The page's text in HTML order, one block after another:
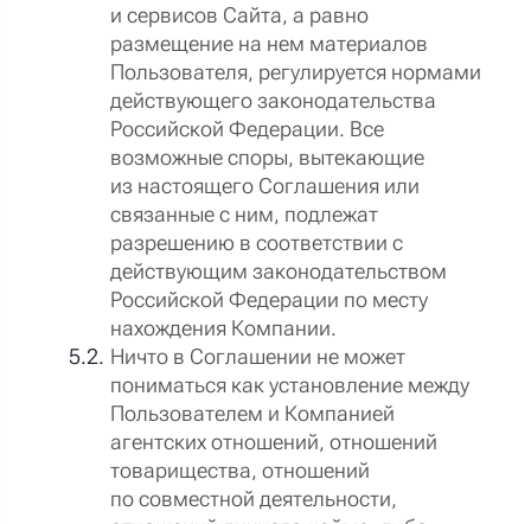
и сервисов Сайта, а равно
размещение на нем материалов
Пользователя, регулируется нормами
действующего законодательства
Российской Федерации. Все
возможные споры, вытекающие
из настоящего Соглашения или
связанные с ним, подлежат
разрешению в соответствии с
действующим законодательством
Российской Федерации по месту
нахождения Компании.
Ничто в Соглашении не может
пониматься как установление между
Пользователем и Компанией
агентских отношений, отношений
товарищества, отношений
по совместной деятельности,